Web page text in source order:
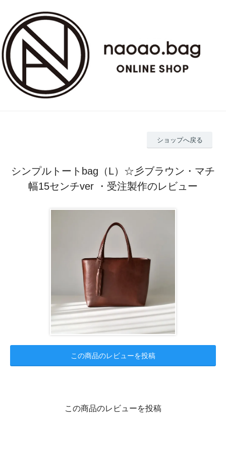
ショップへ戻る
シンプルトートbag（L）☆彡ブラウン・マチ
幅15センチver ・受注製作のレビュー
この商品のレビューを投稿
この商品のレビューを投稿